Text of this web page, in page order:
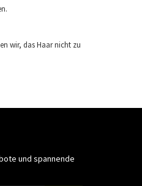
wir, das Haar nicht zu
und spannende